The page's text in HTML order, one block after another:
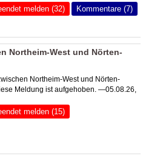
melden (32) Kommentare (7)
Northeim-West und Nörten-
Northeim-West und Nörten-
Meldung ist aufgehoben. —05.08.26,
melden (15)